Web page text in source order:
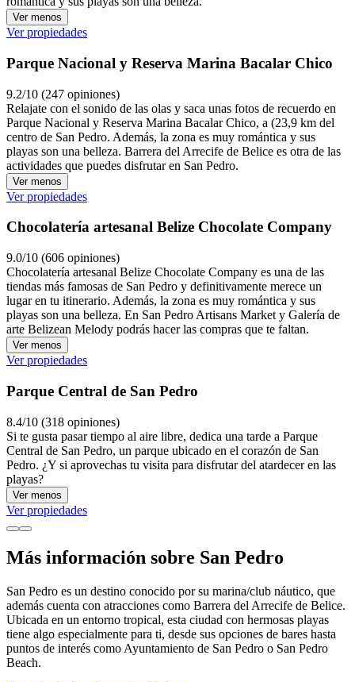
Ver menos
Ver propiedades
Parque Nacional y Reserva Marina Bacalar Chico
9.2/10 (247 opiniones)
Relajate con el sonido de las olas y saca unas fotos de recuerdo en
Parque Nacional y Reserva Marina Bacalar Chico, a (23,9 km del
centro de San Pedro. Además, la zona es muy romántica y sus
playas son una belleza. Barrera del Arrecife de Belice es otra de las
actividades que puedes disfrutar en San Pedro.
Ver menos
Ver propiedades
Chocolatería artesanal Belize Chocolate Company
9.0/10 (606 opiniones)
Chocolatería artesanal Belize Chocolate Company es una de las
tiendas más famosas de San Pedro y definitivamente merece un
lugar en tu itinerario. Además, la zona es muy romántica y sus
playas son una belleza. En San Pedro Artisans Market y Galería de
arte Belizean Melody podrás hacer las compras que te faltan.
Ver menos
Ver propiedades
Parque Central de San Pedro
8.4/10 (318 opiniones)
Si te gusta pasar tiempo al aire libre, dedica una tarde a Parque
Central de San Pedro, un parque ubicado en el corazón de San
Pedro. ¿Y si aprovechas tu visita para disfrutar del atardecer en las
playas?
Ver menos
Ver propiedades
Más información sobre San Pedro
San Pedro es un destino conocido por su marina/club náutico, que
además cuenta con atracciones como Barrera del Arrecife de Belice.
Ubicada en un entorno tropical, esta ciudad con hermosas playas
tiene algo especialmente para ti, desde sus opciones de bares hasta
puntos de interés como Ayuntamiento de San Pedro o San Pedro
Beach.